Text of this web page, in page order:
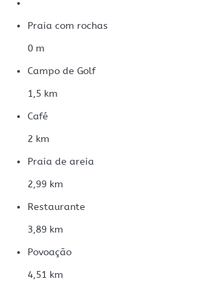
Praia com rochas
0 m
Campo de Golf
1,5 km
Café
2 km
Praia de areia
2,99 km
Restaurante
3,89 km
Povoação
4,51 km